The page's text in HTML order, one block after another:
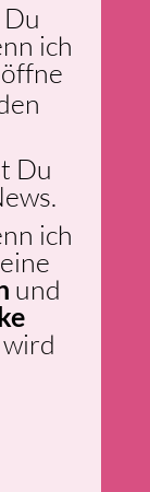
ich
Du
ich
und
wird